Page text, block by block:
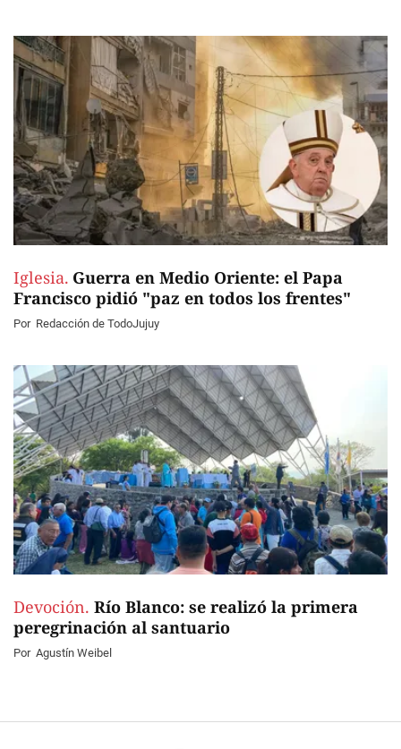
Iglesia. Guerra en Medio Oriente: el Papa
Francisco pidió "paz en todos los frentes"
Por Redacción de TodoJujuy
Devoción. Río Blanco: se realizó la primera
peregrinación al santuario
Por Agustín Weibel